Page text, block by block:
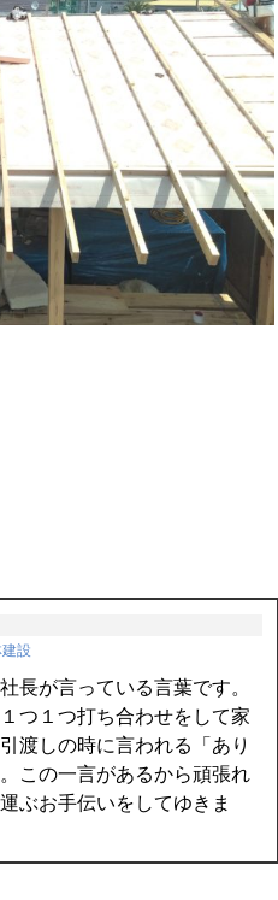
設
長が言っている言葉です。
つ１つ打ち合わせをして家
渡しの時に言われる「あり
この一言があるから頑張れ
ぶお手伝いをしてゆきま